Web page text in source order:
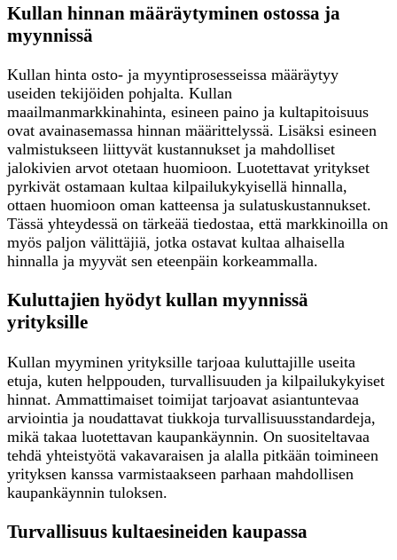
Kullan hinnan määräytyminen ostossa ja
myynnissä
Kullan hinta osto- ja myyntiprosesseissa määräytyy
useiden tekijöiden pohjalta. Kullan
maailmanmarkkinahinta, esineen paino ja kultapitoisuus
ovat avainasemassa hinnan määrittelyssä. Lisäksi esineen
valmistukseen liittyvät kustannukset ja mahdolliset
jalokivien arvot otetaan huomioon. Luotettavat yritykset
pyrkivät ostamaan kultaa kilpailukykyisellä hinnalla,
ottaen huomioon oman katteensa ja sulatuskustannukset.
Tässä yhteydessä on tärkeää tiedostaa, että markkinoilla on
myös paljon välittäjiä, jotka ostavat kultaa alhaisella
hinnalla ja myyvät sen eteenpäin korkeammalla.
Kuluttajien hyödyt kullan myynnissä
yrityksille
Kullan myyminen yrityksille tarjoaa kuluttajille useita
etuja, kuten helppouden, turvallisuuden ja kilpailukykyiset
hinnat. Ammattimaiset toimijat tarjoavat asiantuntevaa
arviointia ja noudattavat tiukkoja turvallisuusstandardeja,
mikä takaa luotettavan kaupankäynnin. On suositeltavaa
tehdä yhteistyötä vakavaraisen ja alalla pitkään toimineen
yrityksen kanssa varmistaakseen parhaan mahdollisen
kaupankäynnin tuloksen.
Turvallisuus kultaesineiden kaupassa